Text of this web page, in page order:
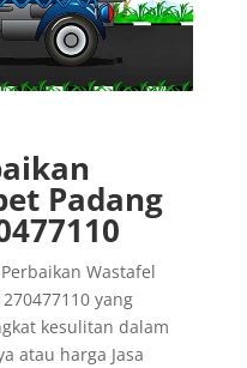
Padang
Wastafel
yang
kesulitan dalam
atau harga Jasa